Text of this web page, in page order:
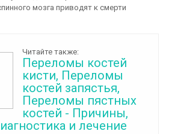
мозга приводят к смерти
Читайте также:
Переломы костей
кисти, Переломы
костей запястья,
Переломы пястных
костей - Причины,
и лечение